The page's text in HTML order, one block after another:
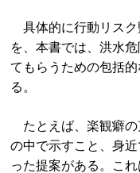
具体的に行動リスク
を、本書では、洪水
てもらうための包括
る。
たとえば、楽観癖の
の中で示すこと、身
った提案がある。こ